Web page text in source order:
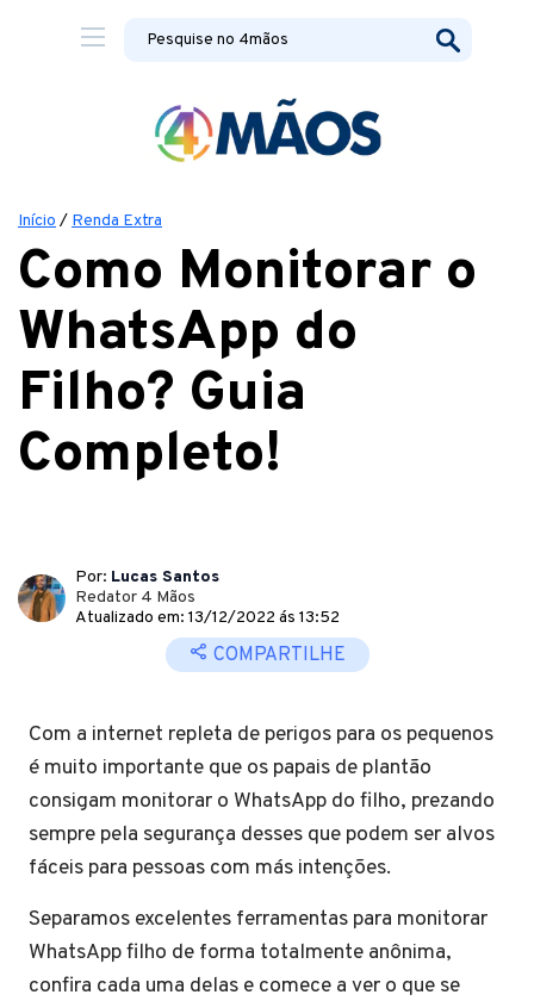
Início / Renda Extra
Como Monitorar o
WhatsApp do
Filho? Guia
Completo!
Por: Lucas Santos
Redator 4 Mãos
Atualizado em: 13/12/2022 ás 13:52
COMPARTILHE
Com a internet repleta de perigos para os pequenos
é muito importante que os papais de plantão
consigam monitorar o WhatsApp do filho, prezando
sempre pela segurança desses que podem ser alvos
fáceis para pessoas com más intenções.
Separamos excelentes ferramentas para monitorar
WhatsApp filho de forma totalmente anônima,
confira cada uma delas e comece a ver o que se